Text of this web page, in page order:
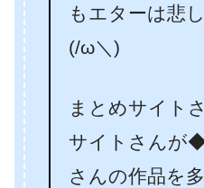
もエターは悲し
(/ω＼)
まとめサイト
サイトさんが
さんの作品を